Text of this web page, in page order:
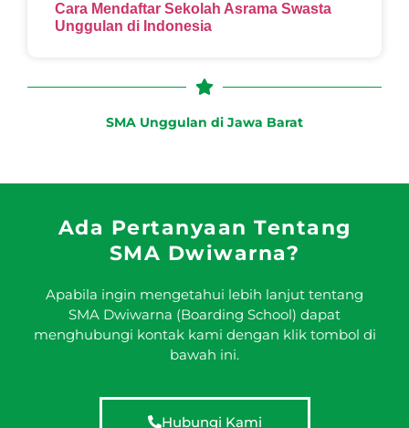
Cara Mendaftar Sekolah Asrama Swasta
Unggulan di Indonesia
SMA Unggulan di Jawa Barat
Ada Pertanyaan Tentang
SMA Dwiwarna?
Apabila ingin mengetahui lebih lanjut tentang
SMA Dwiwarna (Boarding School) dapat
menghubungi kontak kami dengan klik tombol di
bawah ini.
Hubungi Kami